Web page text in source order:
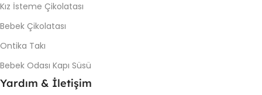
Kız İsteme Çikolatası
Bebek Çikolatası
Ontika Takı
Bebek Odası Kapı Süsü
Yardım & İletişim